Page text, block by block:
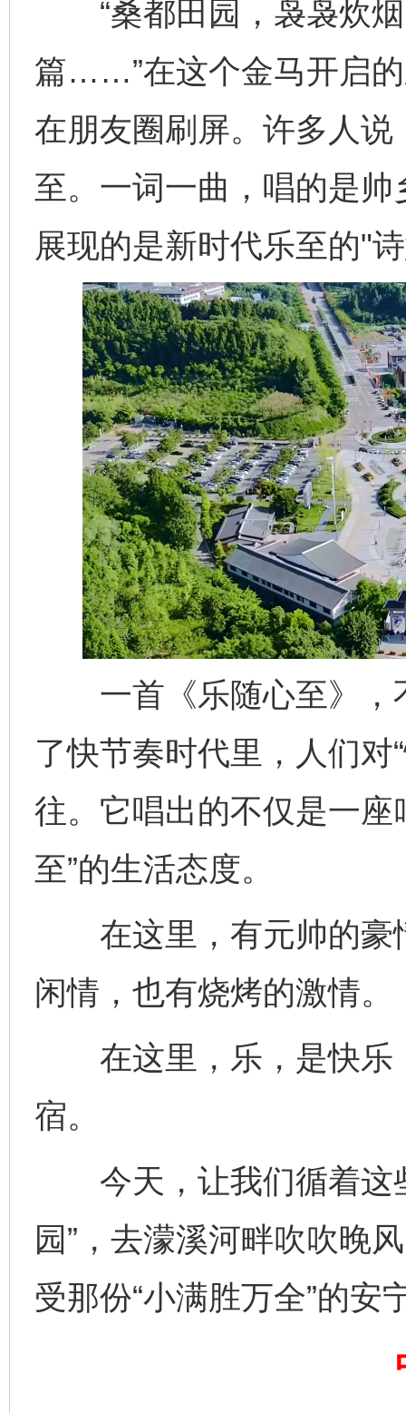
“桑都田园，袅袅炊
篇……”在这个金马开启
在朋友圈刷屏。许多人
至。一词一曲，唱的是
展现的是新时代乐至的"
一首《乐随心至》，
了快节奏时代里，人们对
往。它唱出的不仅是一座
至”的生活态度。
在这里，有元帅的豪
闲情，也有烧烤的激情。
在这里，乐，是快乐
宿。
今天，让我们循着这
园”，去濛溪河畔吹吹晚
受那份“小满胜万全”的安